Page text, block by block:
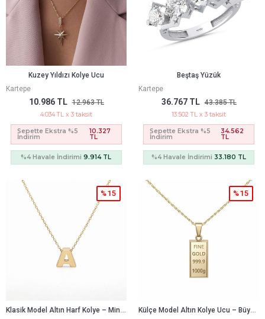
Kuzey Yıldızı Kolye Ucu
Kartepe
10.986 TL 12.963 TL
4.034 TL x 3 taksit
Sepette Ekstra %5
İndirim
10.327
TL
%4 Havale İndirimi9.914 TL
Beştaş Yüzük
Kartepe
36.767 TL 43.385 TL
13.502 TL x 3 taksit
Sepette Ekstra %5
İndirim
34.562
TL
%4 Havale İndirimi 33.180 TL
K
Lasik Model Altın Harf Kolye – Minimal Kare Tasarım (0,90 × 0,90 Cm – 0,25 Mm)
%15
K
Ülçe Model Altın Kolye Ucu – Büyük Boy Modern Tasarım (1,9 × 0,80 Cm – 0,3 Mm)
%15